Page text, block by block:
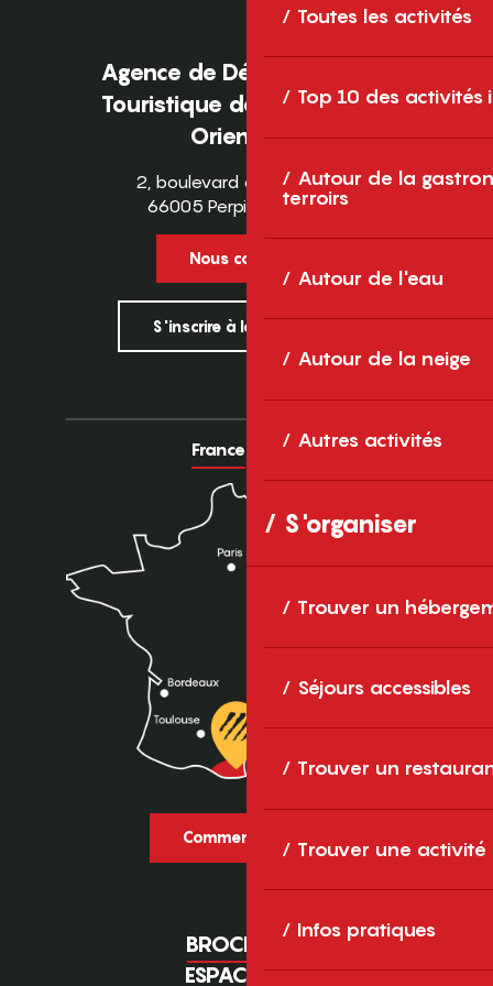
Toutes les activités
Top 10 des activités
Autour de la
terroirs
Autour de l'eau
Autour de la neige
Autres activités
S'organiser
Trouver un
Séjours accessibles
Trouver un
Trouver une activité
Infos pratiques
Agence de Développement
Touristique des Pyrénées-
Orientales
2, boulevard des Pyrénées
66005 Perpignan Cedex
Nous contacter
S'inscrire à la newsletter
France Europe
Comment venir ?
BROCHURES
ESPACE PRO